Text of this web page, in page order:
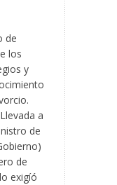
de
los
y
a
de
de
exigíó